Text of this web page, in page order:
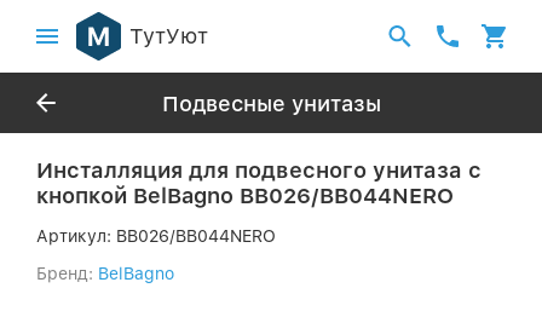
ТутУют
Подвесные унитазы
Инсталляция для подвесного унитаза с
кнопкой BelBagno BB026/BB044NERO
Артикул: BB026/BB044NERO
Бренд: BelBagno